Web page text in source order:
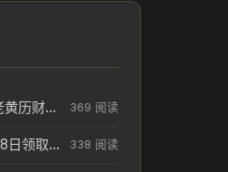
2026年04月11日老黄历财神方位_财神方位与供奉讲究 369 阅读
今天2026年04月18日领取结婚证老黄历不适合吗_领证日期参考 338 阅读